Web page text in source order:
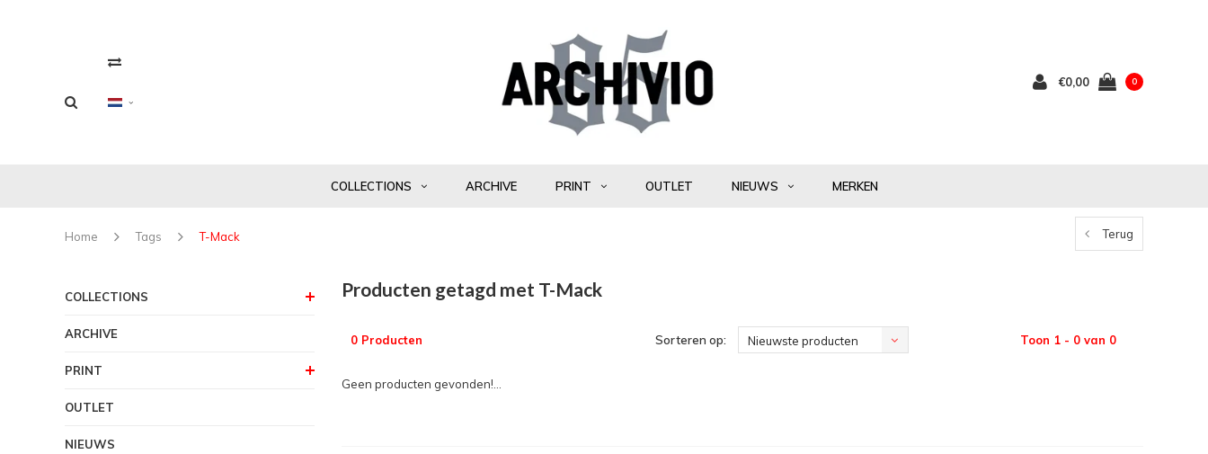
€0,00 0
COLLECTIONS ARCHIVE PRINT OUTLET NIEUWS MERKEN
Home Tags T-Mack Terug
COLLECTIONS
ARCHIVE
PRINT
OUTLET
NIEUWS
Producten getagd met T-Mack
0 Producten Sorteren op: Nieuwste producten Toon 1 - 0 van 0
Geen producten gevonden!...